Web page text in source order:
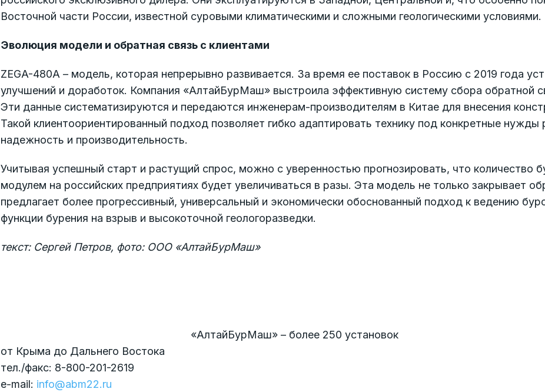
Восточной части России, известной суровыми климатическими и сложными геологическими условиями.
Эволюция модели и обратная связь с клиентами
ZEGA-480A – модель, которая непрерывно развивается. За время ее поставок в Россию с 2019 года
улучшений и доработок. Компания «АлтайБурМаш» выстроила эффективную систему сбора обратной
Эти данные систематизируются и передаются инженерам-производителям в Китае для внесения
Такой клиентоориентированный подход позволяет гибко адаптировать технику под конкретные
надежность и производительность.
Учитывая успешный старт и растущий спрос, можно с уверенностью прогнозировать, что количество
модулем на российских предприятиях будет увеличиваться в разы. Эта модель не только закрывает
предлагает более прогрессивный, универсальный и экономически обоснованный подход к ведению
функции бурения на взрыв и высокоточной геологоразведки.
текст: Сергей Петров, фото: ООО «АлтайБурМаш»
«АлтайБурМаш» – более 250 установок
от Крыма до Дальнего Востока
тел./факс: 8-800-201-2619
e-mail: info@abm22.ru